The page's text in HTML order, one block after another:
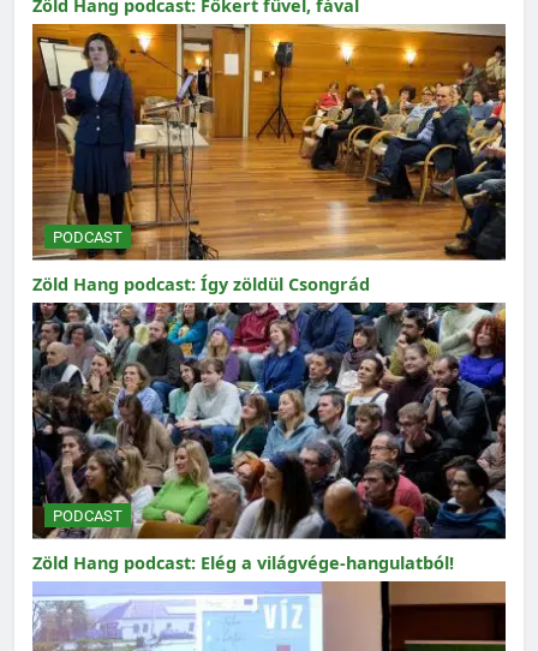
Zöld Hang podcast: Főkert fűvel, fával
PODCAST
Zöld Hang podcast: Így zöldül Csongrád
PODCAST
Zöld Hang podcast: Elég a világvége-hangulatból!